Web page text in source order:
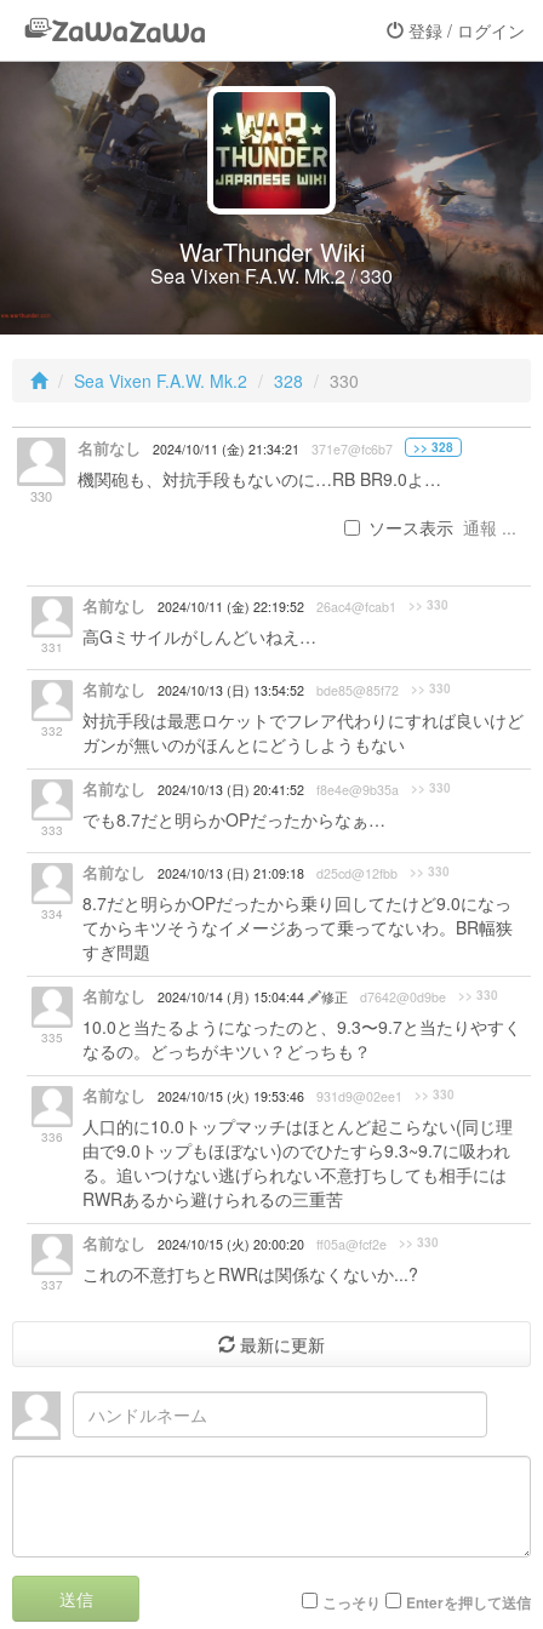
登録 / ログイン
WarThunder Wiki
Sea Vixen F.A.W. Mk.2 / 330
Sea Vixen F.A.W. Mk.2 328 330
330
名前なし 2024/10/11 (金) 21:34:21 371e7@fc6b7 >> 328
機関砲も、対抗手段もないのに…RB BR9.0よ…
ソース表示 通報 ...
331
名前なし 2024/10/11 (金) 22:19:52 26ac4@fcab1 >> 330
高Gミサイルがしんどいねえ…
332
名前なし 2024/10/13 (日) 13:54:52 bde85@85f72 >> 330
対抗手段は最悪ロケットでフレア代わりにすれば良いけど
ガンが無いのがほんとにどうしようもない
333
名前なし 2024/10/13 (日) 20:41:52 f8e4e@9b35a >> 330
でも8.7だと明らかOPだったからなぁ…
334
名前なし 2024/10/13 (日) 21:09:18 d25cd@12fbb >> 330
8.7だと明らかOPだったから乗り回してたけど9.0になっ
てからキツそうなイメージあって乗ってないわ。BR幅狭
すぎ問題
335
名前なし 2024/10/14 (月) 15:04:44 修正 d7642@0d9be >> 330
10.0と当たるようになったのと、9.3〜9.7と当たりやすく
なるの。どっちがキツい？どっちも？
336
名前なし 2024/10/15 (火) 19:53:46 931d9@02ee1 >> 330
人口的に10.0トップマッチはほとんど起こらない(同じ理
由で9.0トップもほぼない)のでひたすら9.3~9.7に吸われ
る。追いつけない逃げられない不意打ちしても相手には
RWRあるから避けられるの三重苦
337
名前なし 2024/10/15 (火) 20:00:20 ff05a@fcf2e >> 330
これの不意打ちとRWRは関係なくないか...?
最新に更新
送信 こっそり Enterを押して送信